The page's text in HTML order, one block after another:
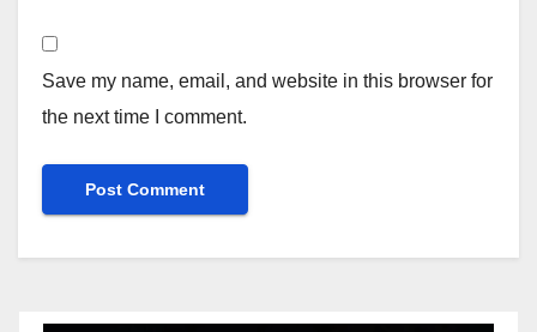
Save my name, email, and website in this browser for
the next time I comment.